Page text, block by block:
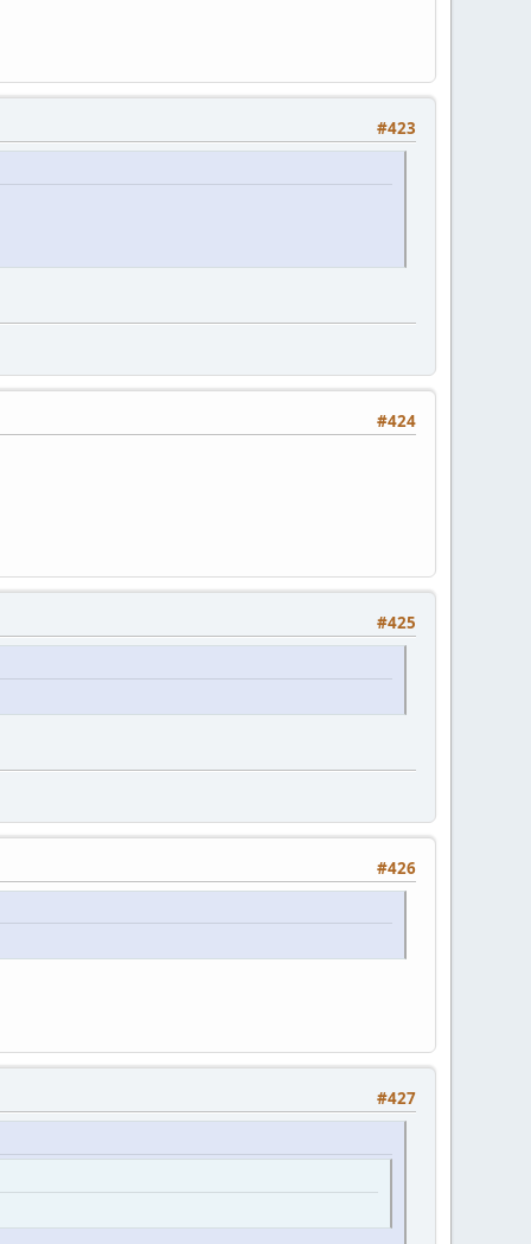
#423
#424
#425
#426
#427